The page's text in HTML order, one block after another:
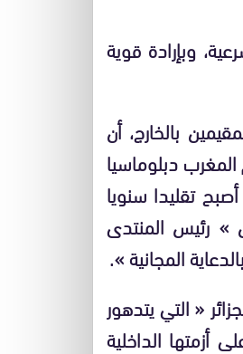
وبإرادة قوية
بالخارج، أن
دبلوماسيا
تقليدا سنويا
» رئيس المنتدى
المجانية ».
الحالي، أكدت أن الجزائر « التي يتدهور
أزمتها الداخلية